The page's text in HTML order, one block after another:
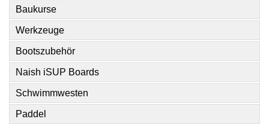
Baukurse
Werkzeuge
Bootszubehör
Naish iSUP Boards
Schwimmwesten
Paddel